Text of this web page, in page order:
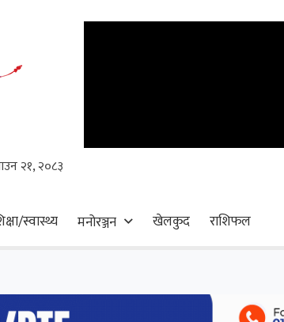
२१, २०८३
स्वास्थ्य मनोरञ्जन खेलकुद राशिफल